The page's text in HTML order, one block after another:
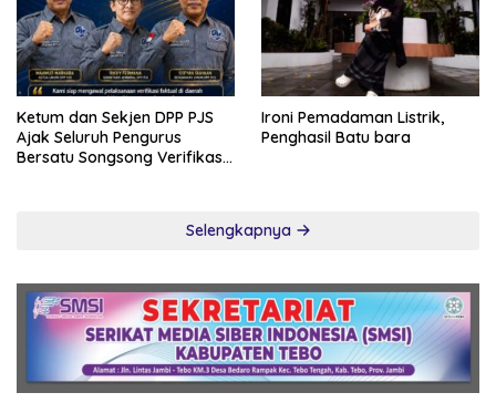
Ketum dan Sekjen DPP PJS
Ajak Seluruh Pengurus
Bersatu Songsong Verifikasi
Ironi Pemadaman Listrik,
Penghasil Batu bara
Selengkapnya